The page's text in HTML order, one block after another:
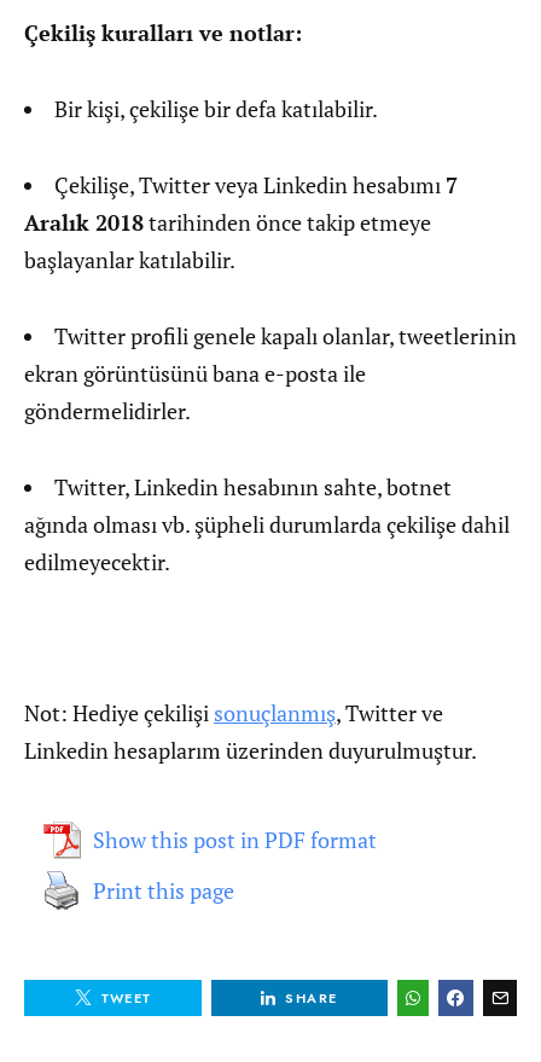
Çekiliş kuralları ve notlar:
Bir kişi, çekilişe bir defa katılabilir.
Çekilişe, Twitter veya Linkedin hesabımı 7
Aralık 2018tarihinden önce takip etmeye
başlayanlar katılabilir.
Twitter profili genele kapalı olanlar, tweetlerinin
ekran görüntüsünü bana e-posta ile
göndermelidirler.
Twitter, Linkedin hesabının sahte, botnet
ağında olması vb. şüpheli durumlarda çekilişe dahil
edilmeyecektir.
Not: Hediye çekilişi sonuçlanmış, Twitter ve
Linkedin hesaplarım üzerinden duyurulmuştur.
Show this post in PDF format
Print this page
TWEET SHARE